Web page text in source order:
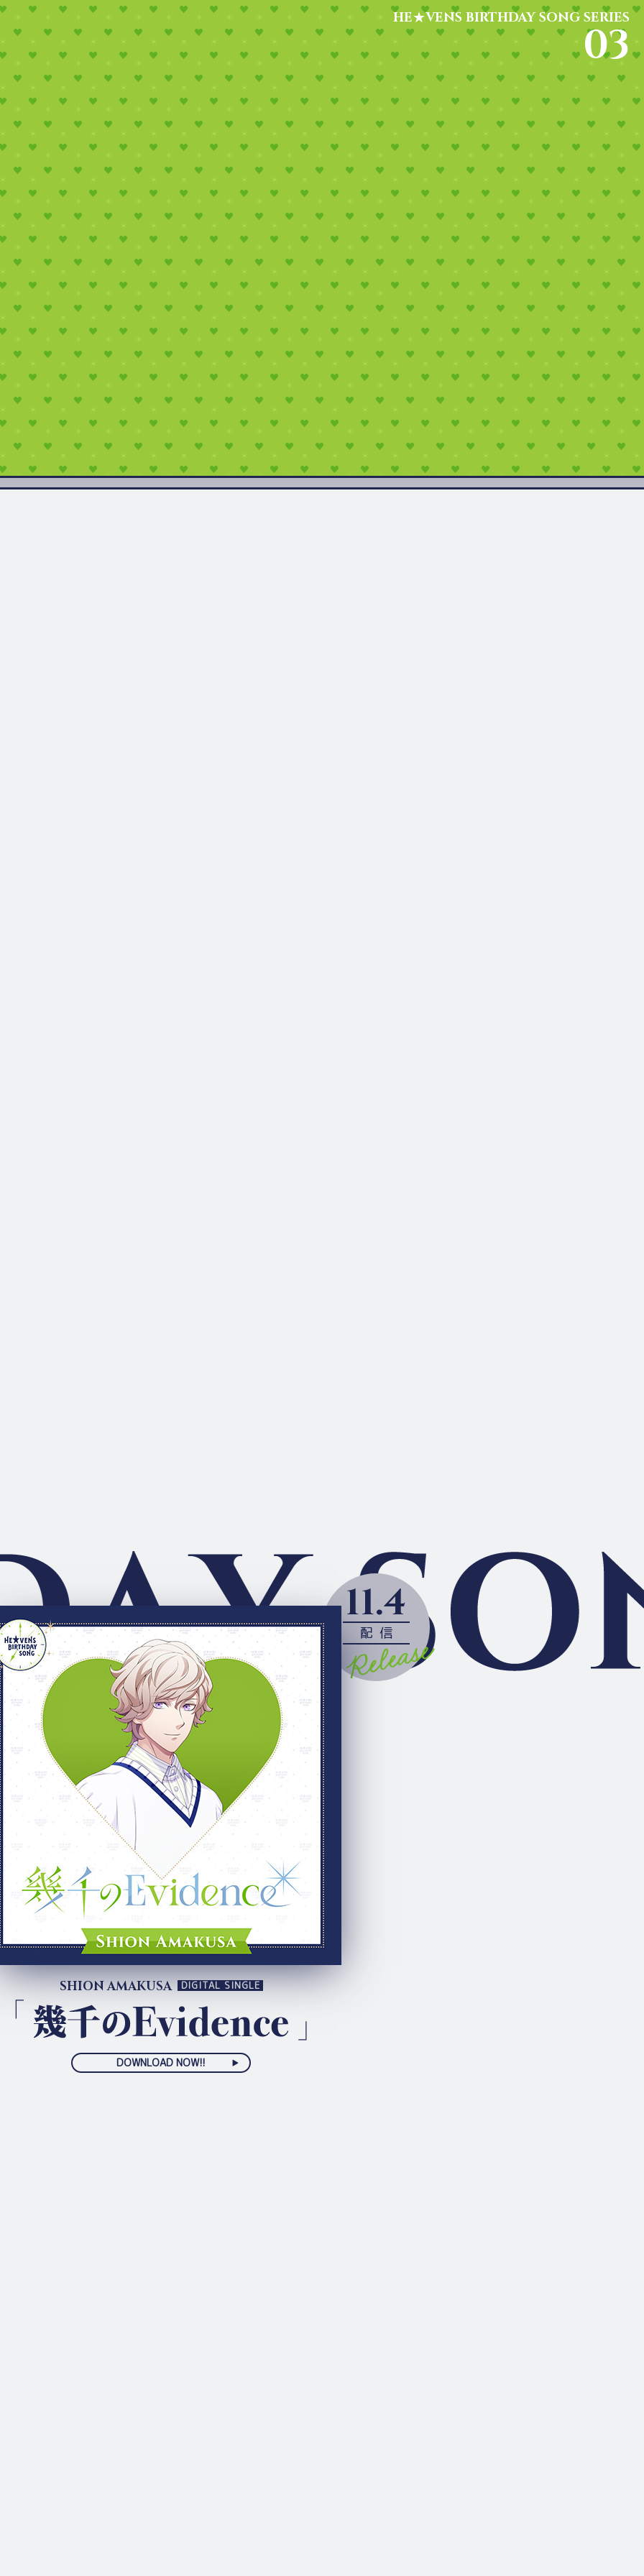
LOADING
HE★VENS BIRTHDAY SONG SERIES
03
11.4
配信
SHION AMAKUSA DIGITAL SINGLE
DOWNLOAD NOW!!
HE★VENS BIRTHDAY SONG SERIES 03
幾千のEvidence
アーティスト：天草シオン（CV.山下大輝）
作詞：Spirit Garden
作編曲：Seonoo Kim（Elements Garden）
各配信サイトにて配信中！
DOWNLOAD NOW!!
VIEW MORE
eiji shion van
yamato kira
HE★VENS Official Site
HE★VENS Official Blog